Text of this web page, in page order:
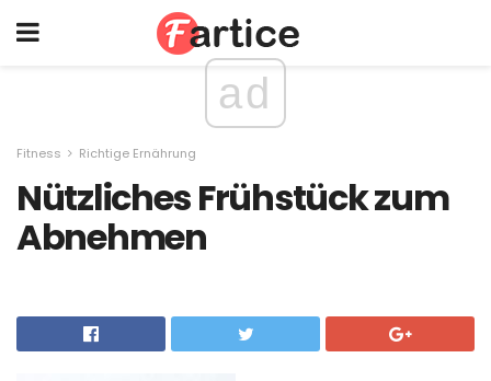
ad
Fitness Richtige Ernährung
Nützliches Frühstück zum
Abnehmen